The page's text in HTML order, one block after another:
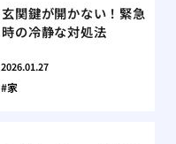
玄関鍵が開かない！緊急
時の冷静な対処法
2026.01.27
家